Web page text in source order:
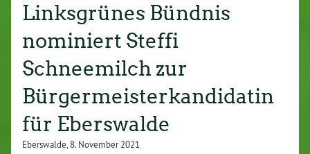
Linksgrünes Bündnis
nominiert Steffi
Schneemilch zur
Bürgermeisterkandidatin
für Eberswalde
Eberswalde, 8. November 2021